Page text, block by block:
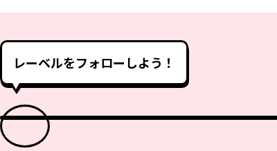
レーベルをフォローしよう！